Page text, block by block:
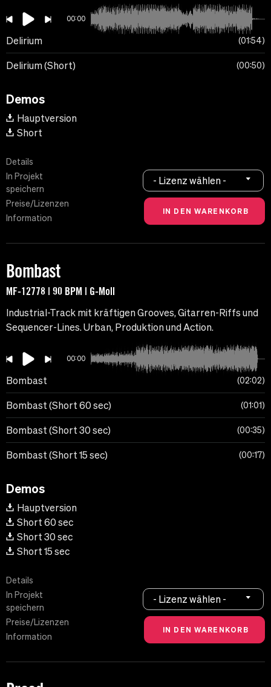
00:00
Delirium 01:54
Delirium (Short) 00:50
Demos
Hauptversion
Short
Details
In Projekt
speichern
Preise/Lizenzen
Information
- Lizenz wählen -
Bombast
MF-12778 | 90 BPM | G-Moll
Industrial-Track mit kräftigen Grooves, Gitarren-Riffs und
Sequencer-Lines. Urban, Produktion und Action.
00:00
Bombast 02:02
Bombast (Short 60 sec) 01:01
Bombast (Short 30 sec) 00:35
Bombast (Short 15 sec) 00:17
Demos
Hauptversion
Short 60 sec
Short 30 sec
Short 15 sec
Details
In Projekt
speichern
Preise/Lizenzen
Information
- Lizenz wählen -